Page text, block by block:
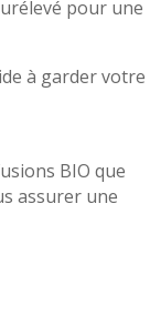
pour une
à garder votre
BIO que
assurer une